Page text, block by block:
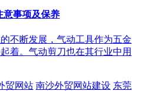
意事项及保养
不断发展，气动工具作为五金
着。气动剪刀也在其行业中用
贸网站 南沙外贸网站建设 东莞